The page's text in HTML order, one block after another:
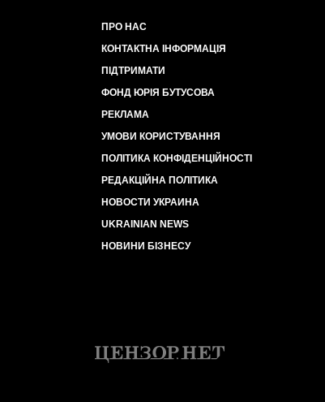
ПРО НАС
КОНТАКТНА ІНФОРМАЦІЯ
ПІДТРИМАТИ
ФОНД ЮРІЯ БУТУСОВА
РЕКЛАМА
УМОВИ КОРИСТУВАННЯ
ПОЛІТИКА КОНФІДЕНЦІЙНОСТІ
РЕДАКЦІЙНА ПОЛІТИКА
НОВОСТИ УКРАИНА
UKRAINIAN NEWS
НОВИНИ БІЗНЕСУ